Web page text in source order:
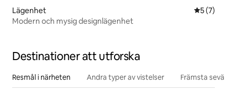
Lägenhet 5 av 5 i
5 (7)
Modern och mysig designlägenhet
Destinationer att utforska
Resmål i närheten Andra typer av vistelser Främsta